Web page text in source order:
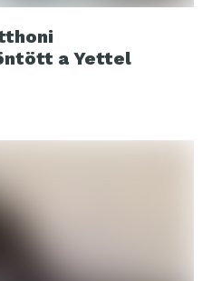
a Yettel